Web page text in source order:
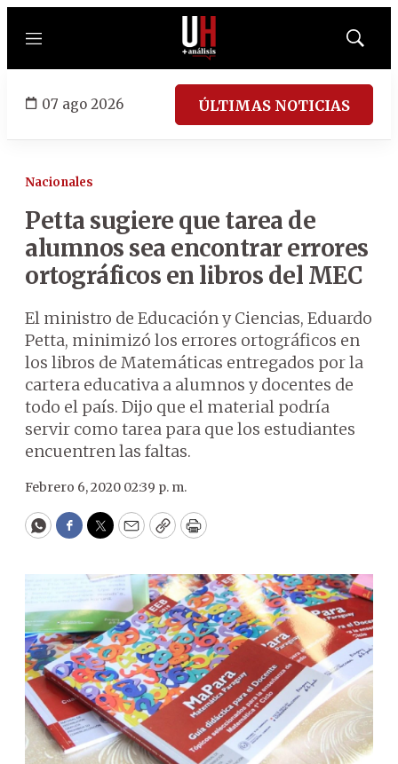
Menú
Mostrar
07 ago 2026 ÚLTIMAS NOTICIAS
Nacionales
Petta sugiere que tarea de
alumnos sea encontrar errores
ortográficos en libros del MEC
El ministro de Educación y Ciencias, Eduardo
Petta, minimizó los errores ortográficos en
los libros de Matemáticas entregados por la
cartera educativa a alumnos y docentes de
todo el país. Dijo que el material podría
servir como tarea para que los estudiantes
encuentren las faltas.
Febrero 6, 2020 02:39 p. m.
WhatsApp
Facebook
Twitter
EmailCopyPrint